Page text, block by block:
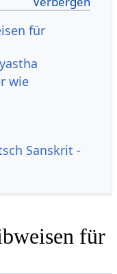
für
wie
Sanskrit -
für